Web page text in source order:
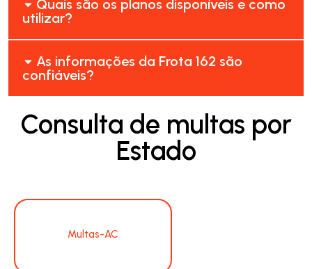
Quais são os planos disponíveis e como
utilizar?
As informações da Frota 162 são
confiáveis?
Consulta de multas por
Estado
Multas-AC